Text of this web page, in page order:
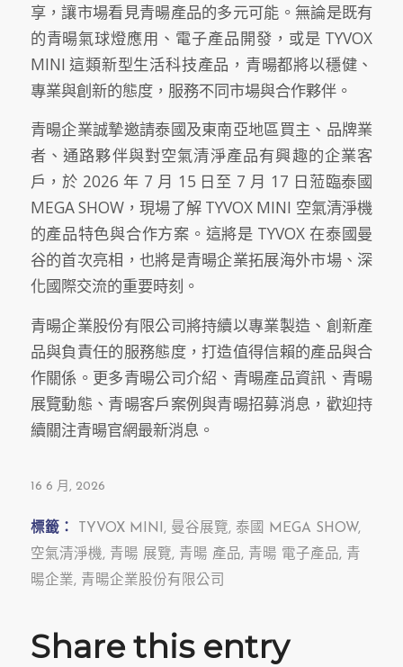
享，讓市場看見青暘產品的多元可能。無論是既有
的青暘氣球燈應用、電子產品開發，或是 TYVOX
MINI 這類新型生活科技產品，青暘都將以穩健、
專業與創新的態度，服務不同市場與合作夥伴。
青暘企業誠摯邀請泰國及東南亞地區買主、品牌業
者、通路夥伴與對空氣清淨產品有興趣的企業客
戶，於 2026 年 7 月 15 日至 7 月 17 日蒞臨泰國
MEGA SHOW，現場了解 TYVOX MINI 空氣清淨機
的產品特色與合作方案。這將是 TYVOX 在泰國曼
谷的首次亮相，也將是青暘企業拓展海外市場、深
化國際交流的重要時刻。
青暘企業股份有限公司將持續以專業製造、創新產
品與負責任的服務態度，打造值得信賴的產品與合
作關係。更多青暘公司介紹、青暘產品資訊、青暘
展覽動態、青暘客戶案例與青暘招募消息，歡迎持
續關注青暘官網最新消息。
16 6 月, 2026
標籤： TYVOX MINI , 曼谷展覽, 泰國 MEGA SHOW,
空氣清淨機, 青暘 展覽, 青暘 產品, 青暘 電子產品, 青
暘企業, 青暘企業股份有限公司
Share this entry